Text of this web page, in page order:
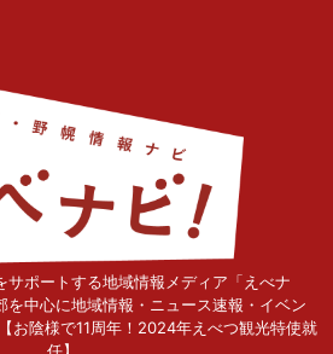
サポートする地域情報メディア「えべナ
中心に地域情報・ニュース速報・イベン
お陰様で11周年！2024年えべつ観光特使就